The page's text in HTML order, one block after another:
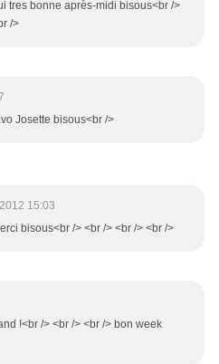
tres bonne après-midi bisous<br />
/>
Josette bisous<br />
15:03
bisous<br /> <br /> <br /> <br />
!<br /> <br /> <br /> bon week